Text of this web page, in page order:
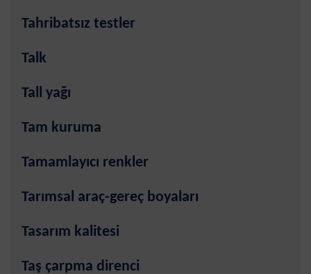
Tahribatsız testler
Talk
Tall yağı
Tam kuruma
Tamamlayıcı renkler
Tarımsal araç-gereç boyaları
Tasarım kalitesi
Taş çarpma direnci